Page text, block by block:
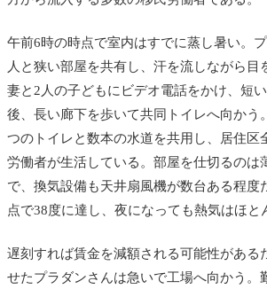
午前6時の時点で室内はすでに蒸し暑い。
人と狭い部屋を共有し、汗を流しながら目
妻と2人の子どもにビデオ電話をかけ、短
後、長い廊下を歩いて共同トイレへ向かう
つのトイレと数本の水道を共用し、居住区
労働者が生活している。部屋を仕切るのは
で、換気設備も天井扇風機が数台ある程度
点で38度に達し、夜になっても熱気はほと
遅刻すれば賃金を減額される可能性がある
せたプラダンさんは急いで工場へ向かう。